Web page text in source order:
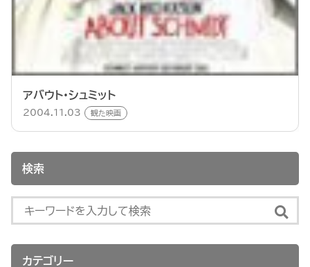
アバウト・シュミット
2004.11.03 観た映画
検索
カテゴリー